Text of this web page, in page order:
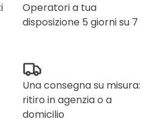
Operatori a tua
disposizione 5 giorni su 7
Una consegna su misura:
ritiro in agenzia o a
domicilio